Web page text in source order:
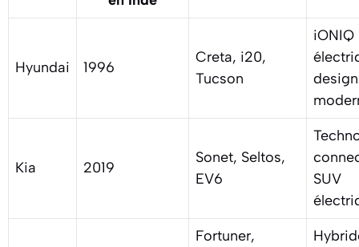
Hyundai 1996
Creta, i20,
Tucson
iONIQ
design
Kia 2019
Sonet, Seltos,
EV6
SUV
Fortuner,